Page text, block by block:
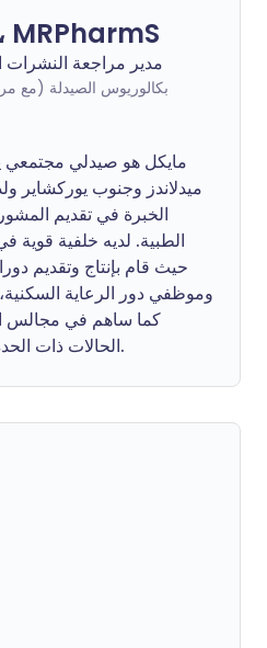
مايكل ستيوارت، MRPharmS
مدير مراجعة النشرات
بكالوريوس الصيدلة (مع
مايكل هو صيدلي
الخبرة في تقديم
الطبية. لديه خلفية قوية
حيث قام بإنتاج وتقديم
وموظفي دور الرعاية
كما ساهم في مجالس
الحالات ذات الحدة المنخفضة في المجتمع.